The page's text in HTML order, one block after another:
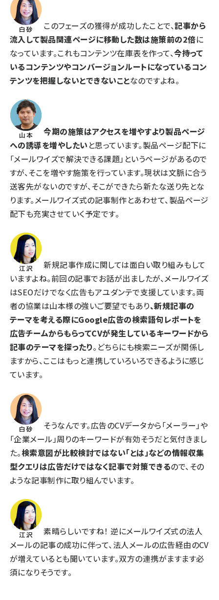
このフェーズの獲得が成功したことで、記事から
流入して製品関連ページに移動した数は施策前の2倍に
なっています。これもコンテンツ在庫表を作って、今持って
いるコンテンツやコンバージョンルートになっているコン
テンツを把握しないとできないことなのですよね。
今期の施策はアクセスを増やすより製品ページ
への誘導を増やしたい と思っています。製品ページ配下に
「メールワイズで解決できる課題」というページがあるので
すが、そこを増やす施策を行っています。現状は文脈に合う
送客先がないのですが、そこができたら新たな送り先とな
ります。メールワイズ式の記事制作とあわせて、製品ページ
配下も充実させていく予定です。
新規記事作成に関しては面白い取り組みもして
いますよね。前回の記事でお話が出ましたが、メールワイズ
はSEOだけでなく広告もアユダンテで支援しています。両
者の協業は山本様の強いご要望でもあり、新規記事の
テーマを考える際にGoogle広告の検索語句レポートを
広告チームからもらってCVが発生しているキーワードから
記事のテーマを探ったり。どちらにも検索ニーズが関係し
ますから、ここはもっと連携していろいろできるように感じ
ています。
そうなんです。広告のCVデータから「メーラー」や
「企業メール」周りのキーワードが有効そうだと気付きまし
た。検索意図が比較検討ではない「とは」などの情報収集
型クエリは広告だけではなく記事で対策できるので、その
ような記事制作に取り組んでいます。
素晴らしいですね！ 逆にメールワイズ式の法人
メールの記事の成功に伴って、法人メールの広告経由のCV
が増えているとも聞いています。双方の連携がますます必
須になりそうです。